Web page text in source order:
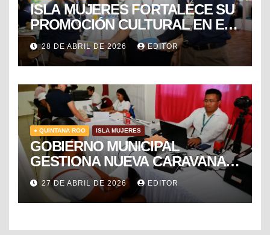
ISLA MUJERES FORTALECE SU
PROMOCIÓN CULTURAL EN EL
TIANGUIS TURÍSTICO DE
MÉXICO
28 DE ABRIL DE 2026 EDITOR
● QUINTANA ROO ISLA MUJERES
GOBIERNO MUNICIPAL
GESTIONA NUEVA CARAVANA
DE FORMALIZACIÓN Y
PROGRESO DEL SAT PARA
FACILITAR TRÁMITES FISCALES
27 DE ABRIL DE 2026 EDITOR